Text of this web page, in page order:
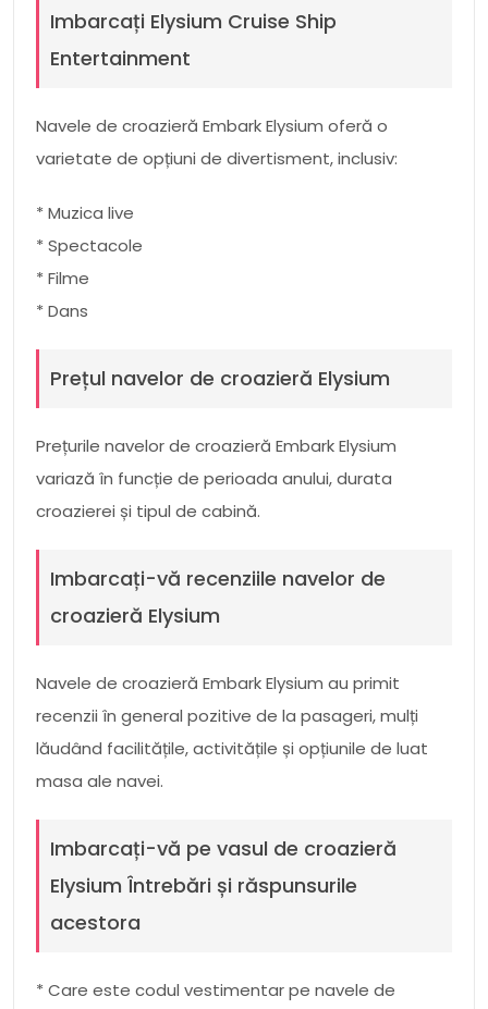
Imbarcați Elysium Cruise Ship
Entertainment
Navele de croazieră Embark Elysium oferă o
varietate de opțiuni de divertisment, inclusiv:
* Muzica live
* Spectacole
* Filme
* Dans
Prețul navelor de croazieră Elysium
Prețurile navelor de croazieră Embark Elysium
variază în funcție de perioada anului, durata
croazierei și tipul de cabină.
Imbarcați-vă recenziile navelor de
croazieră Elysium
Navele de croazieră Embark Elysium au primit
recenzii în general pozitive de la pasageri, mulți
lăudând facilitățile, activitățile și opțiunile de luat
masa ale navei.
Imbarcați-vă pe vasul de croazieră
Elysium Întrebări și răspunsurile
acestora
* Care este codul vestimentar pe navele de